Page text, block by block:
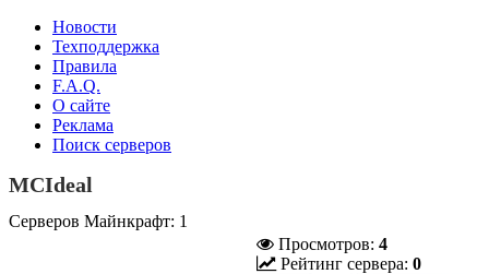
Новости
Техподдержка
Правила
F.A.Q.
О сайте
Реклама
Поиск серверов
MCIdeal
Серверов Майнкрафт: 1
Просмотров: 4
Рейтинг сервера: 0